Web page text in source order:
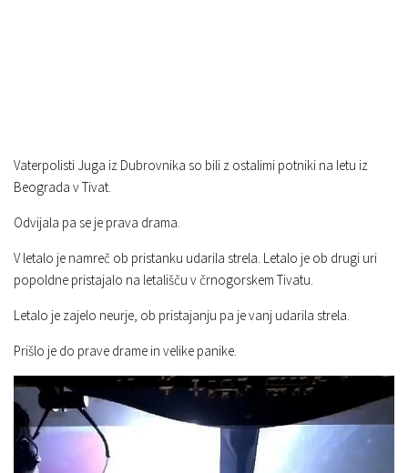
Vaterpolisti Juga iz Dubrovnika so bili z ostalimi potniki na letu iz
Beograda v Tivat.
Odvijala pa se je prava drama.
V letalo je namreč ob pristanku udarila strela. Letalo je ob drugi uri
popoldne pristajalo na letališču v črnogorskem Tivatu.
Letalo je zajelo neurje, ob pristajanju pa je vanj udarila strela.
Prišlo je do prave drame in velike panike.